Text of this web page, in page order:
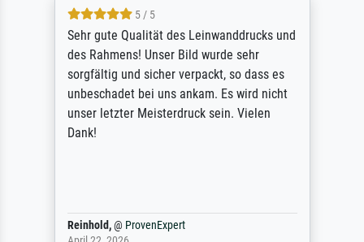
5 / 5
Sehr gute Qualität des Leinwanddrucks und
des Rahmens! Unser Bild wurde sehr
sorgfältig und sicher verpackt, so dass es
unbeschadet bei uns ankam. Es wird nicht
unser letzter Meisterdruck sein. Vielen
Dank!
Reinhold,@ ProvenExpert